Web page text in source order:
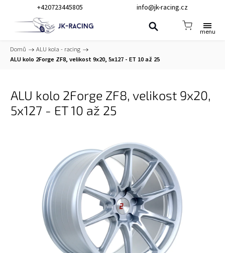
+420723445805 info@jk-racing.cz
Domů / ALU kola - racing /
ALU kolo 2Forge ZF8, velikost 9x20, 5x127 - ET 10 až 25
ALU kolo 2Forge ZF8, velikost 9x20,
5x127 - ET 10 až 25